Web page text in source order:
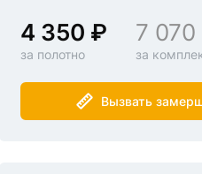
4 350
за полотно
7 070
за
Вызвать